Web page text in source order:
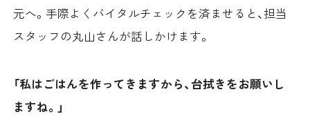
元へ。手際よくバイタルチェックを済ませると、担当
スタッフの丸山さんが話しかけます。
「私はごはんを作ってきますから、台拭きをお願いし
ますね。」